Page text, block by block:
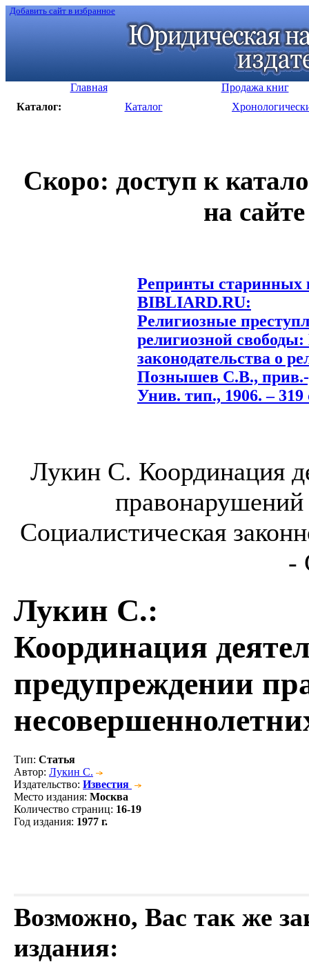
Добавить сайт в избранное
Главная
Продажа книг
Каталог:
Каталог
Скоро: доступ к
на
Репринты старинных
BIBLIARD.RU:
Религиозные
религиозной
законодательства о
Познышев С.В.,
Унив. тип., 1906. – 319
Лукин С. Координация
Социалистическая
-
Лукин С.:
Координация
предупреждении
Тип: Статья
Автор: Лукин С.
Издательство: Известия
Место издания: Москва
Количество страниц: 16-19
Год издания: 1977 г.
Возможно, Вас так же
издания: